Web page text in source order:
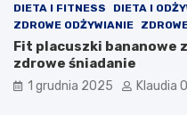
DIETA I FITNESS DIETA I
ZDROWE ODŻYWIANIE
Fit placuszki bananowe
zdrowe śniadanie
1 grudnia 2025 Klaudia